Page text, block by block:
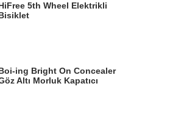
5th Wheel Elektrikli
ing Bright On Concealer
Altı Morluk Kapatıcı